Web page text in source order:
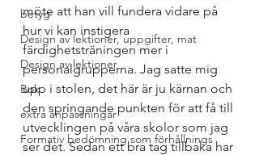
betyg
Design av lektioner, uppgifter, mat
Design av lektioner
Bok
extra anpassningar
Formativ bedömning som förhållnings
möte att han vill fundera vidare på
hur vi kan instigera
färdighetsträningen mer i
personalgrupperna. Jag satte mig
upp i stolen, det här är ju kärnan och
den springande punkten för att få till
utvecklingen på våra skolor som jag
ser det. Sedan ett bra tag tillbaka har